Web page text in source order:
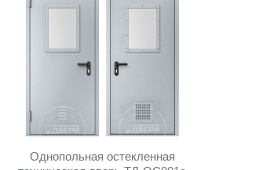
Однопольная остекленная